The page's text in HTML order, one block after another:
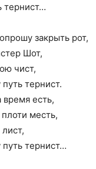
тернист…
закрыть рот,
Шот,
чист,
тернист.
есть,
месть,
тернист…